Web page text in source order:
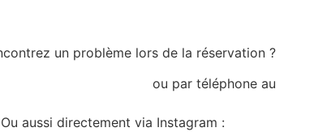
un problème lors de la réservation ?
ou par téléphone au
Ou aussi directement via Instagram :